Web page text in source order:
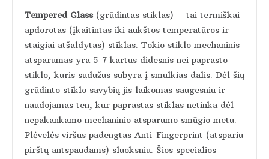
Tempered Glass (grūdintas stiklas) – tai termiškai
apdorotas (įkaitintas iki aukštos temperatūros ir
staigiai atšaldytas) stiklas. Tokio stiklo mechaninis
atsparumas yra 5-7 kartus didesnis nei paprasto
stiklo, kuris sudužus subyra į smulkias dalis. Dėl šių
grūdinto stiklo savybių jis laikomas saugesniu ir
naudojamas ten, kur paprastas stiklas netinka dėl
nepakankamo mechaninio atsparumo smūgio metu.
Plėvelės viršus padengtas Anti-Fingerprint (atspariu
pirštų antspaudams) sluoksniu. Šios specialios